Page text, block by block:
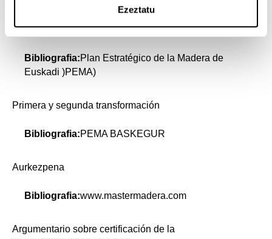
Ezeztatu
Plan Estratégico de la Madera de Euskadi y
BASOTEK
Bibliografia:Plan Estratégico de la Madera de
Euskadi )PEMA)
Primera y segunda transformación
Bibliografia:PEMA BASKEGUR
Aurkezpena
Bibliografia:www.mastermadera.com
Argumentario sobre certificación de la